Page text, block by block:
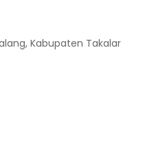
Kabupaten Takalar